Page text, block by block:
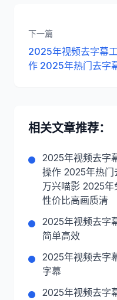
下一篇
2025年视频去字幕
作 2025年热门去字幕软件盘点：剪映快影万兴喵
相关文章推荐：
2025年视频去字
操作 2025年热门
万兴喵影 2025
性价比高画质清
2025年视频去字
简单高效
2025年视频去字
字幕
2025年视频去字